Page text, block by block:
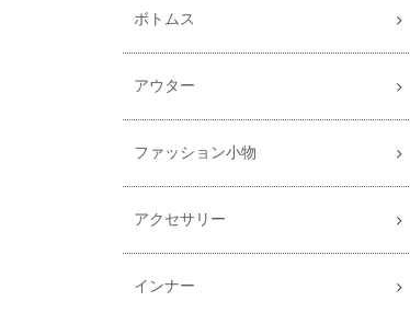
ボトムス
アウター
ファッション小物
アクセサリー
インナー